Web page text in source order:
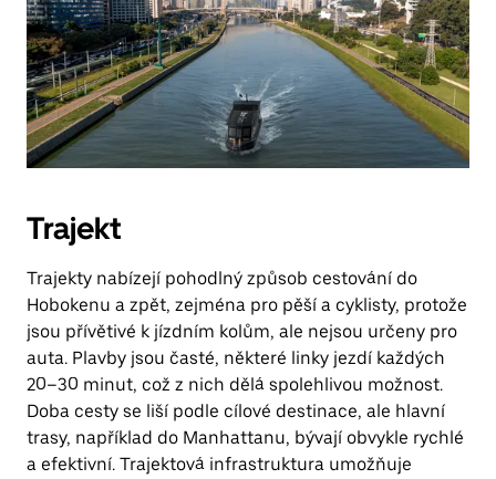
Trajekt
Trajekty nabízejí pohodlný způsob cestování do
Hobokenu a zpět, zejména pro pěší a cyklisty, protože
jsou přívětivé k jízdním kolům, ale nejsou určeny pro
auta. Plavby jsou časté, některé linky jezdí každých
20–30 minut, což z nich dělá spolehlivou možnost.
Doba cesty se liší podle cílové destinace, ale hlavní
trasy, například do Manhattanu, bývají obvykle rychlé
a efektivní. Trajektová infrastruktura umožňuje